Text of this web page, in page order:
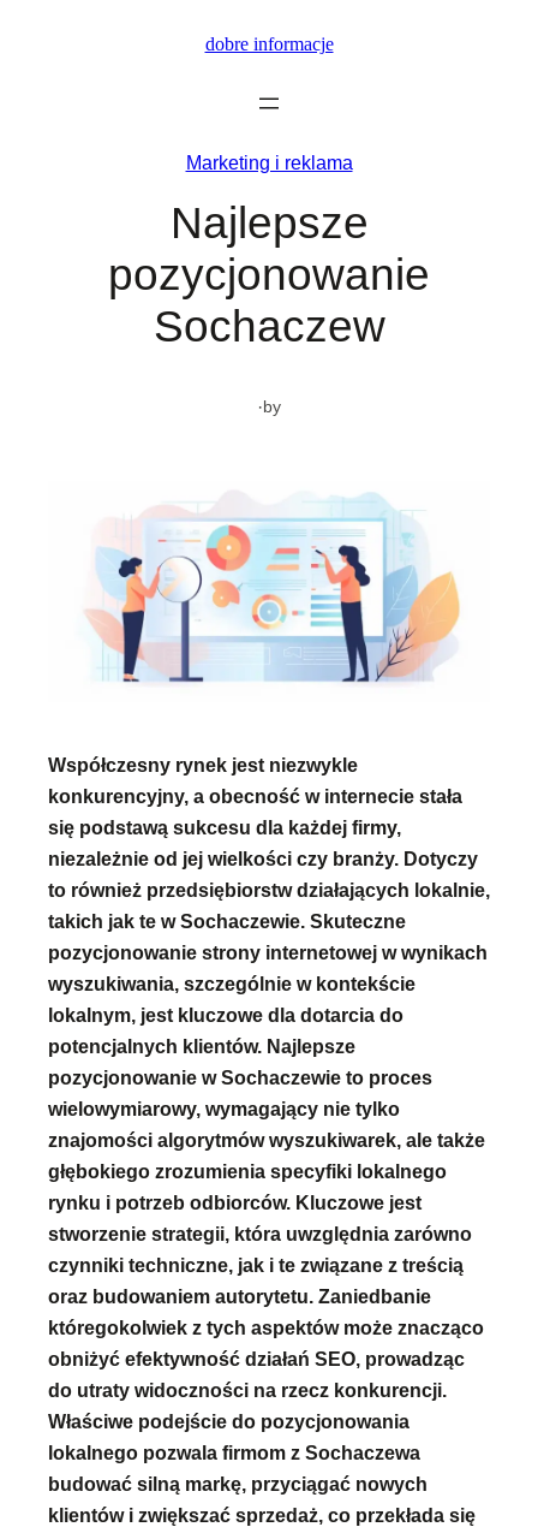
dobre informacje
Marketing i reklama
Najlepsze
pozycjonowanie
Sochaczew
·by
Współczesny rynek jest niezwykle
konkurencyjny, a obecność w internecie stała
się podstawą sukcesu dla każdej firmy,
niezależnie od jej wielkości czy branży. Dotyczy
to również przedsiębiorstw działających lokalnie,
takich jak te w Sochaczewie. Skuteczne
pozycjonowanie strony internetowej w wynikach
wyszukiwania, szczególnie w kontekście
lokalnym, jest kluczowe dla dotarcia do
potencjalnych klientów. Najlepsze
pozycjonowanie w Sochaczewie to proces
wielowymiarowy, wymagający nie tylko
znajomości algorytmów wyszukiwarek, ale także
głębokiego zrozumienia specyfiki lokalnego
rynku i potrzeb odbiorców. Kluczowe jest
stworzenie strategii, która uwzględnia zarówno
czynniki techniczne, jak i te związane z treścią
oraz budowaniem autorytetu. Zaniedbanie
któregokolwiek z tych aspektów może znacząco
obniżyć efektywność działań SEO, prowadząc
do utraty widoczności na rzecz konkurencji.
Właściwe podejście do pozycjonowania
lokalnego pozwala firmom z Sochaczewa
budować silną markę, przyciągać nowych
klientów i zwiększać sprzedaż, co przekłada się